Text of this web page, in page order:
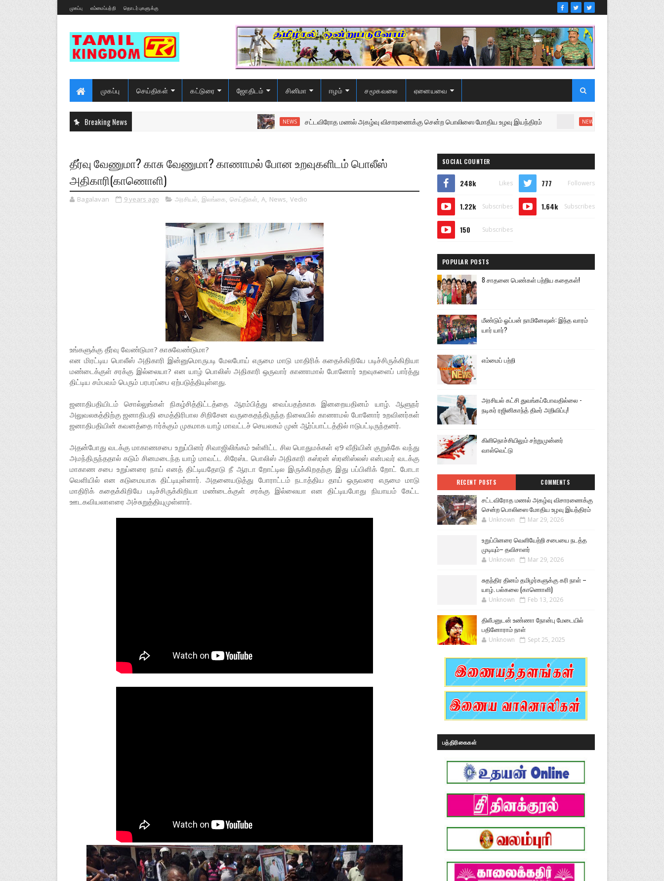
முகப்பு எம்மைப்பற்றி தொடர்புகளுக்கு
முகப்பு செய்திகள் கட்டுரை ஜோதிடம் சினிமா ஈழம் சமூகவலை ஏனையவை
Breaking News NEWS சட்டவிரோத மணல் அகழ்வு விசாரணைக்கு சென்ற பொலிஸை மோதிய உழவு இயந்திரம் உறுப்பினரை வெளியேற்றி
தீர்வு வேணுமா? காசு வேணுமா? காணாமல் போன உறவுகளிடம் பொலீஸ்
அதிகாரி(காணொளி)
Bagalavan 9 years ago அரசியல், இலங்கை, செய்திகள், A, News, Vedio
உங்களுக்கு தீர்வு வேண்டுமா? காசுவேண்டுமா?
என மிரட்டிய பொலீஸ் அதிகாரி இன்னுமொருபடி மேலபோய் எருமை மாடு மாதிரிக் கதைக்கிறியே படிச்சிருக்கிறியா
மண்டைக்குள் சரக்கு இல்லையா? என யாழ் பொலிஸ் அதிகாரி ஒருவார் காணாமால் போனோர் உறவுகளைப் பார்த்து
திட்டிய சம்பவம் பெரும் பரபரப்பை ஏற்படுத்தியுள்ளது.
ஜனாதிபதியிடம் சொல்லுங்கள் நிகழ்சித்திட்டத்தை ஆரம்பித்து வைப்பதற்காக இனறையதினம் யாழ். ஆளுநர்
அலுவலகத்திற்கு ஜனாதிபதி மைத்திரிபால சிறிசேன வருகைதந்திருந்த நிலையில் காணாமல் போனோர் உறவினர்கள்
ஜனாதிபதியின் கவனத்தை ஈர்க்கும் முகமாக யாழ் மாவட்டச் செயலகம் முன் ஆர்ப்பாட்டத்தில் ஈடுபட்டிருந்தனர்.
அதன்போது வடக்கு மாகாணசபை உறுப்பினர் சிவாஜிலிங்கம் உள்ளிட்ட சில பொதுமக்கள் ஏ9 வீதியின் குறுக்கே வந்து
அமந்திருந்ததால் கடும் சினமடைந்த யாழ் மாவட்ட சிரேஸ்ட பொலிஸ் அதிகாரி கஸ்ரன் ஸ்ரனிஸ்லஸ் என்பவர் வடக்கு
மாகாண சபை உறுப்னரை நாய் எனத் திட்டியதோடு நீ ஆரடா றோட்டில இருக்கிறதற்கு இது பப்பிளிக் றோட் போடா
வெளியில் என கடுமையாக திட்டியுள்ளார். அதனையடுத்து போராட்டம் நடாத்திய தாய் ஒருவரை எருமை மாடு
மாதிரிக் கதைக்கிறியே படிச்சிருக்கிறியா மண்டைக்குள் சரக்கு இல்லையா என திட்டியபோது நியாயம் கேட்ட
ஊடகவியலாளரை அச்சுறுத்தியுமுள்ளார்.
SOCIAL COUNTER
248k Likes 777 Followers
1.22k Subscribes 1.64k Subscribes
150 Subscribes
POPULAR POSTS
8 சாதனை பெண்கள் பற்றிய கதைகள்!
மீண்டும் ஓப்பன் நாமினேஷன்: இந்த வாரம்
யார் யார்?
எம்மைப் பற்றி
அரசியல் கட்சி துவங்கப்போவதில்லை -
நடிகர் ரஜினிகாந்த் திடீர் அறிவிப்பு!
கிளிநொச்சியிலும் சற்றுமுன்னர்
வாள்வெட்டு
RECENT POSTS COMMENTS
சட்டவிரோத மணல் அகழ்வு விசாரணைக்கு
சென்ற பொலிஸை மோதிய உழவு இயந்திரம்
Unknown Mar 29, 2026
உறுப்பினரை வெளியேற்றி சபையை நடத்த
முடியும்– தவிசாளர்
Unknown Mar 29, 2026
சுதந்திர தினம் தமிழர்களுக்கு கரி நாள் –
யாழ். பல்கலை (காணொளி)
Unknown Feb 13, 2026
திலீபனுடன் உண்ணா நோன்பு மேடையில்
பதினோராம் நாள்
Unknown Sept 25, 2025
பத்திரிகைகள்